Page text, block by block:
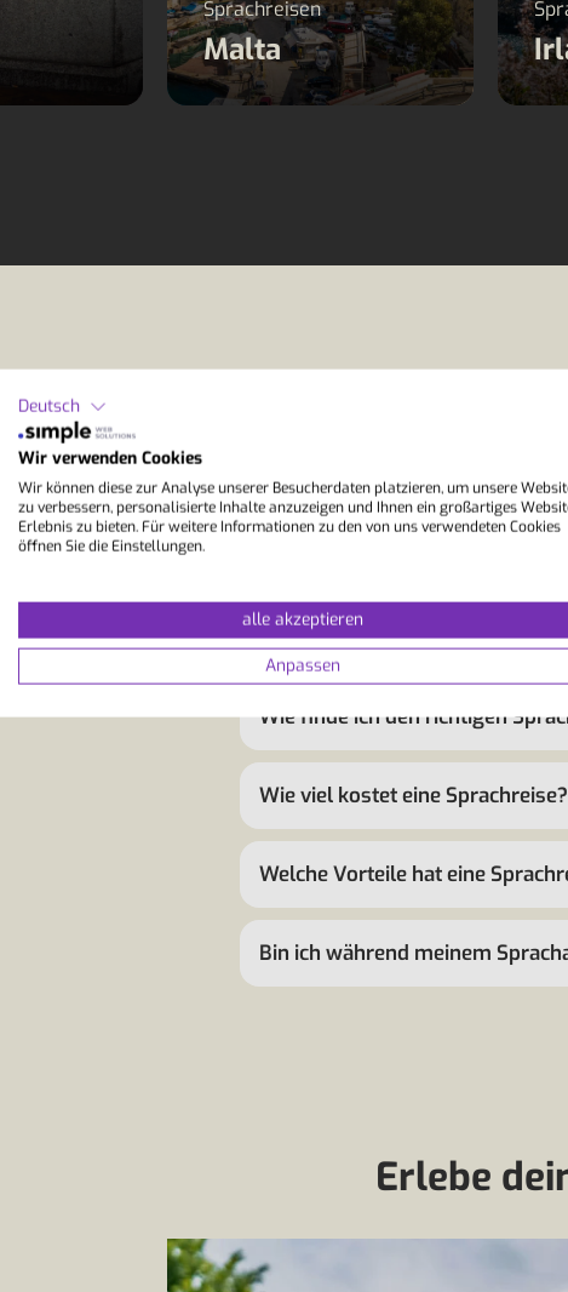
Sprachreisen
Malta
Warum sollte ich eine
Wie läuft eine Sprachreise ab?
Wie finde ich den richtigen
Wie viel kostet eine Sprachreise?
Welche Vorteile hat eine
Bin ich während meinem
Erlebe
Deutsch
Wir verwenden Cookies
Wir können diese zur Analyse unserer Besucherdaten platzieren, um unsere
zu verbessern, personalisierte Inhalte anzuzeigen und Ihnen ein großartiges
Erlebnis zu bieten. Für weitere Informationen zu den von uns verwendeten Cookies
öffnen Sie die Einstellungen.
alle akzeptieren
Anpassen